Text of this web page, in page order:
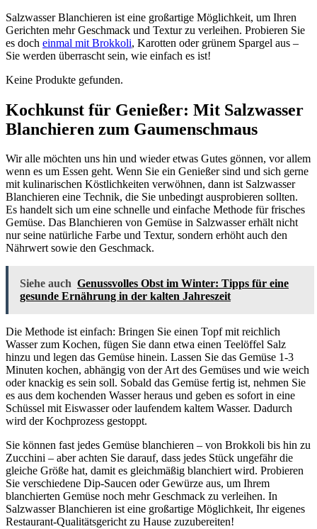
Salzwasser Blanchieren ist eine großartige Möglichkeit, um Ihren
Gerichten mehr Geschmack und Textur zu verleihen. Probieren Sie
es doch einmal mit Brokkoli, Karotten oder grünem Spargel aus –
Sie werden überrascht sein, wie einfach es ist!
Keine Produkte gefunden.
Kochkunst für Genießer: Mit Salzwasser
Blanchieren zum Gaumenschmaus
Wir alle möchten uns hin und wieder etwas Gutes gönnen, vor allem
wenn es um Essen geht. Wenn Sie ein Genießer sind und sich gerne
mit kulinarischen Köstlichkeiten verwöhnen, dann ist Salzwasser
Blanchieren eine Technik, die Sie unbedingt ausprobieren sollten.
Es handelt sich um eine schnelle und einfache Methode für frisches
Gemüse. Das Blanchieren von Gemüse in Salzwasser erhält nicht
nur seine natürliche Farbe und Textur, sondern erhöht auch den
Nährwert sowie den Geschmack.
Siehe auch Genussvolles Obst im Winter: Tipps für eine
gesunde Ernährung in der kalten Jahreszeit
Die Methode ist einfach: Bringen Sie einen Topf mit reichlich
Wasser zum Kochen, fügen Sie dann etwa einen Teelöffel Salz
hinzu und legen das Gemüse hinein. Lassen Sie das Gemüse 1-3
Minuten kochen, abhängig von der Art des Gemüses und wie weich
oder knackig es sein soll. Sobald das Gemüse fertig ist, nehmen Sie
es aus dem kochenden Wasser heraus und geben es sofort in eine
Schüssel mit Eiswasser oder laufendem kaltem Wasser. Dadurch
wird der Kochprozess gestoppt.
Sie können fast jedes Gemüse blanchieren – von Brokkoli bis hin zu
Zucchini – aber achten Sie darauf, dass jedes Stück ungefähr die
gleiche Größe hat, damit es gleichmäßig blanchiert wird. Probieren
Sie verschiedene Dip-Saucen oder Gewürze aus, um Ihrem
blanchierten Gemüse noch mehr Geschmack zu verleihen. In
Salzwasser Blanchieren ist eine großartige Möglichkeit, Ihr eigenes
Restaurant-Qualitätsgericht zu Hause zuzubereiten!